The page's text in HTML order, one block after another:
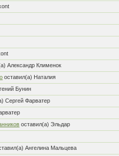
Александр Клименок
оставил(а) Наталия
Бунин
Сергей Фарватер
оставил(а) Эльдар
Ангелина Мальцева